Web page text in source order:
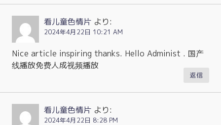
看儿童色情片 より:
2024年4月22日 10:21 AM
Nice article inspiring thanks. Hello Administ . 国产
线播放免费人成视频播放
返信
看儿童色情片 より:
2024年4月22日 8:28 PM